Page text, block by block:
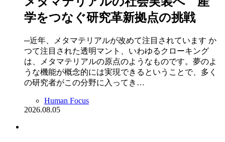
学をつなぐ研究革新拠点の挑戦
─近年、メタマテリアルが改めて注目されています か
つて注目された透明マント、いわゆるクローキング
は、メタマテリアルの原点のようなものです。夢のよ
うな機能が概念的には実現できるということで、多く
の研究者がこの分野に入ってき…
Human Focus
2026.08.05